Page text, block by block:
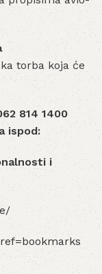
torba koja će
814 1400
ispod:
i